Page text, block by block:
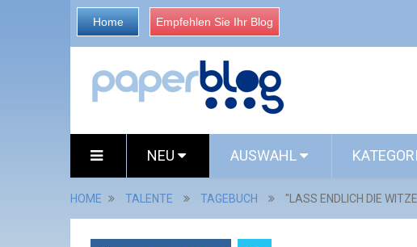
Home Empfehlen Sie Ihr Blog
NEU AUSWAHL
HOME TALENTE TAGEBUCH "LASS ENDLICH DIE